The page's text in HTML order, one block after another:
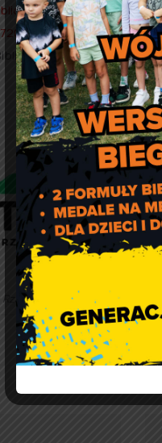
, Gminna
, Gminna
Publiczna w